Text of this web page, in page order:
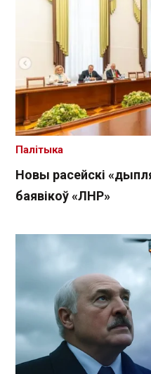
Новы расейскі
баявікоў «ЛНР»
Палітыка